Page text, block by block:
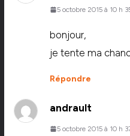
5 octobre 2015 à 10 h
bonjour,
je tente ma
Répondre
andrault
5 octobre 2015 à 10 h